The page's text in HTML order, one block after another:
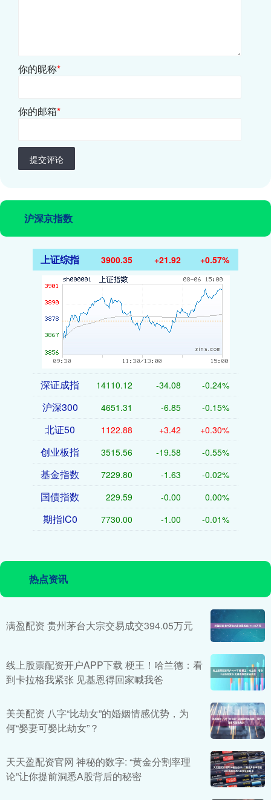
你的昵称*
你的邮箱*
提交评论
沪深京指数
上证综指 3900.35 +21.92 +0.57%
深证成指 14110.12 -34.08 -0.24%
沪深300 4651.31 -6.85 -0.15%
北证50 1122.88 +3.42 +0.30%
创业板指 3515.56 -19.58 -0.55%
基金指数 7229.80 -1.63 -0.02%
国债指数 229.59 -0.00 0.00%
期指IC0 7730.00 -1.00 -0.01%
热点资讯
满盈配资 贵州茅台大宗交易成交394.05万元
线上股票配资开户APP下载 梗王！哈兰德：看
到卡拉格我紧张 见基恩得回家喊我爸
美美配资 八字“比劫女”的婚姻情感优势，为
何“娶妻可娶比劫女”？
天天盈配资官网 神秘的数字: “黄金分割率理
论”让你提前洞悉A股背后的秘密